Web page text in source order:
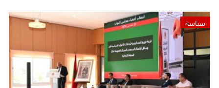
سياسة